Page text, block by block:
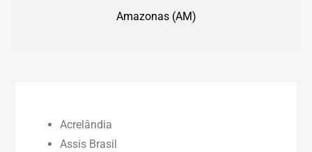
Amazonas (AM)
Acrelândia
Assis Brasil